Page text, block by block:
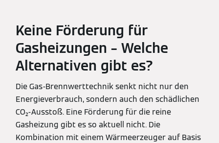
Keine Förderung für
Gasheizungen – Welche
Alternativen gibt es?
Die Gas-Brennwerttechnik senkt nicht nur den
Energieverbrauch, sondern auch den schädlichen
CO₂-Ausstoß. Eine Förderung für die reine
Gasheizung gibt es so aktuell nicht. Die
Kombination mit einem Wärmeerzeuger auf Basis